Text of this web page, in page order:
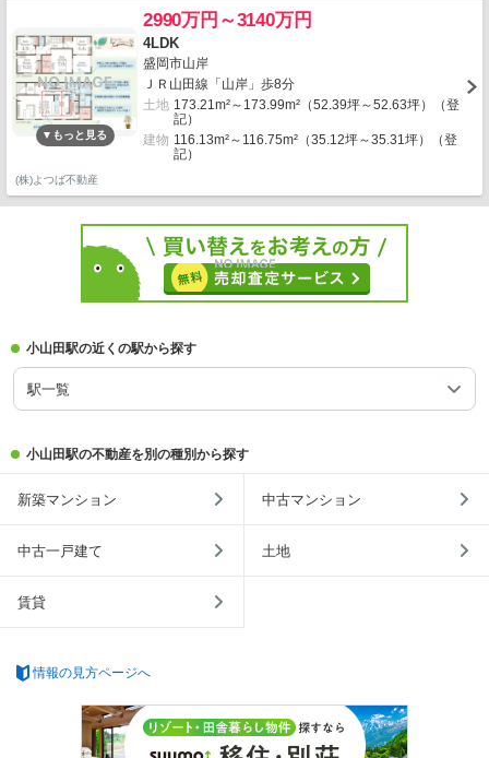
2990万円～3140万円
4LDK
盛岡市山岸
ＪＲ山田線「山岸」歩8分
土地 173.21m²～173.99m²（52.39坪～52.63坪）（登
記）
建物 116.13m²～116.75m²（35.12坪～35.31坪）（登
記）
(株)よつば不動産
小山田駅の近くの駅から探す
駅一覧
小山田駅の不動産を別の種別から探す
新築マンション 中古マンション
中古一戸建て 土地
賃貸
情報の見方ページへ